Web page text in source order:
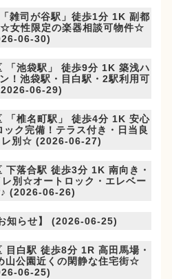
雑司が谷駅」徒歩1分 1K 副都
女性限定の楽器相談可物件☆
06-30)
「池袋駅」 徒歩9分 1K 築浅ハ
！池袋駅・目白駅・2駅利用可
06-29)
「椎名町駅」 徒歩4分 1K 安心
ク完備！テラス付き・日当良
レ別☆ (2026-06-27)
下落合駅 徒歩3分 1K 南向き・
別☆オートロック・エレベー
♪ (2026-06-26)
知らせ】 (2026-06-25)
目白駅 徒歩8分 1R 高田馬場・
山公園近くの閑静な住宅街☆
06-25)